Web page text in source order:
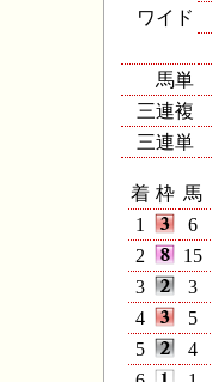
ワイド
馬単
三連複
三連単
着 枠 馬
1
6
2
15
3
3
4
5
5
4